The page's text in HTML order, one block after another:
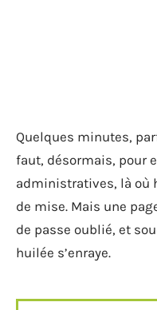
Quelques minutes,
faut, désormais, pour
administratives, là où
de mise. Mais une
de passe oublié, et
huilée s’enraye.